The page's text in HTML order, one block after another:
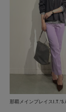
那覇メインプレイス